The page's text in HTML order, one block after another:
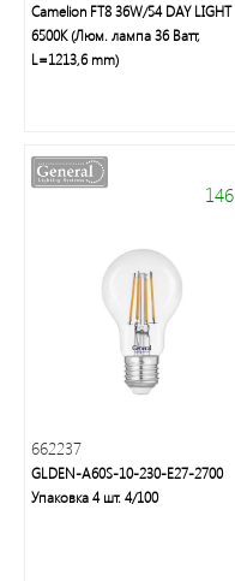
Торговые
марки
Светодиодная
Camelion FT8 36W/54 DAY LIGHT
6500K (Люм. лампа 36 Ватт,
L=1213,6 mm)
146
662237
GLDEN-A60S-10-230-E27-2700
Упаковка 4 шт. 4/100